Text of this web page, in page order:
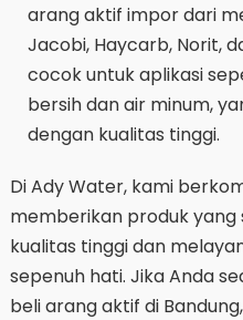
arang aktif impor dari
Jacobi, Haycarb, Norit,
cocok untuk aplikasi
bersih dan air minum,
dengan kualitas tinggi.
Di Ady Water, kami
memberikan produk yang
kualitas tinggi dan
sepenuh hati. Jika Anda
beli arang aktif di